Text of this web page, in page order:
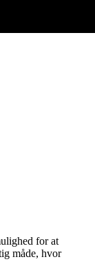
for at
måde, hvor